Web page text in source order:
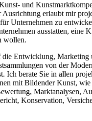
und
erlaubt mir
Unternehmen zu
ausstatten, eine
wollen.
die Entwicklung, Marketing
von der
Ich berate Sie in allen
mit Bildender Kunst,
Marktanalysen,
Konservation,